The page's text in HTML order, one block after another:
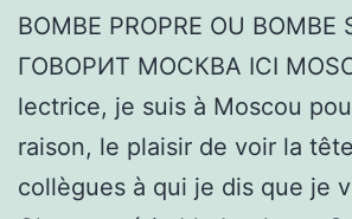
BOMBE PROPRE OU BOMBE
ГОВОРИТ МОСКВА ICI
lectrice, je suis à Moscou
raison, le plaisir de voir la
collègues à qui je dis que je